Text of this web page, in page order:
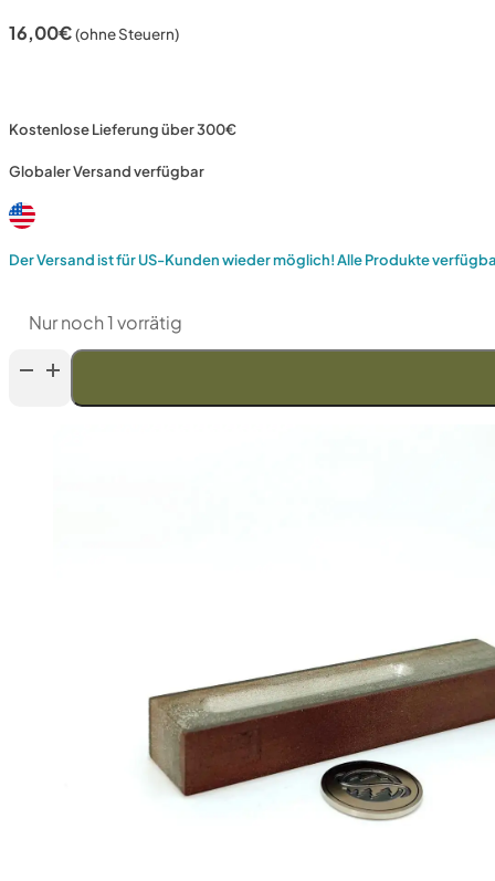
16,00€(ohne Steuern)
Kostenlose Lieferung über 300€
Globaler Versand verfügbar
Der Versand ist für US-Kunden wieder möglich! Alle Produkte
Nur noch 1 vorrätig
Venev
LANSKY